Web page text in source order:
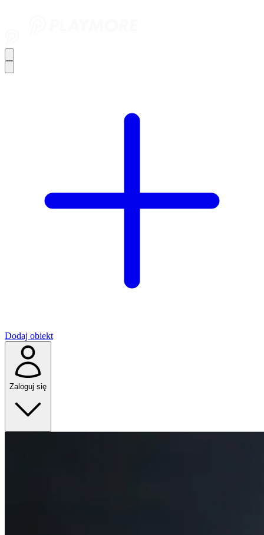
Dodaj obiekt
Zaloguj się